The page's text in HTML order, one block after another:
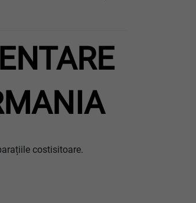
costisitoare.